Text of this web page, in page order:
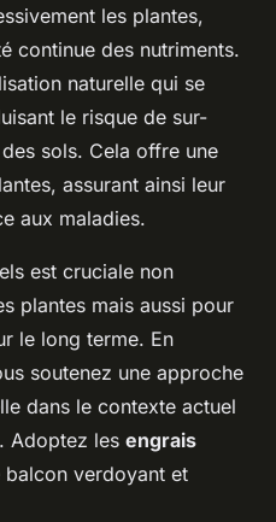
les plantes,
continue des nutriments.
naturelle qui se
le risque de sur-
sols. Cela offre une
assurant ainsi leur
aux maladies.
est cruciale non
plantes mais aussi pour
le long terme. En
soutenez une approche
dans le contexte actuel
Adoptez les engrais
verdoyant et